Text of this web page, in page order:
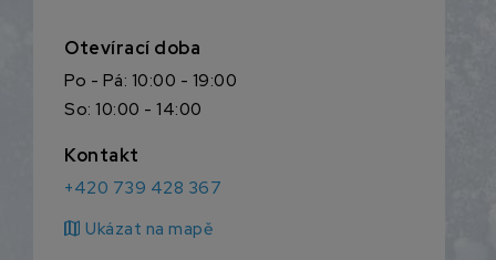
Otevírací doba
Po - Pá: 10:00 - 19:00
So: 10:00 - 14:00
Kontakt
+420 739 428 367
map Ukázat na mapě